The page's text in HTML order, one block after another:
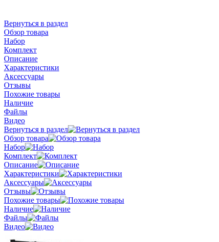
Вернуться в раздел
Обзор товара
Набор
Комплект
Описание
Характеристики
Аксессуары
Отзывы
Похожие товары
Наличие
Файлы
Видео
Вернуться в раздел
Обзор товара
Набор
Комплект
Описание
Характеристики
Аксессуары
Отзывы
Похожие товары
Наличие
Файлы
Видео